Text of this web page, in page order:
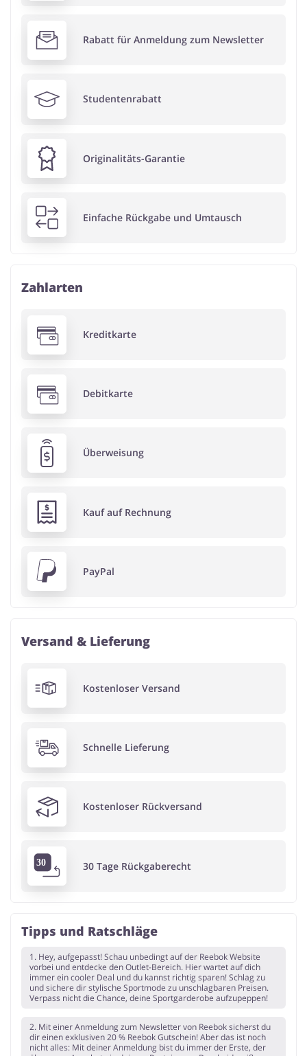
Rabatt für Anmeldung zum Newsletter
Studentenrabatt
Originalitäts-Garantie
Einfache Rückgabe und Umtausch
Zahlarten
Kreditkarte
Debitkarte
Überweisung
Kauf auf Rechnung
PayPal
Versand & Lieferung
Kostenloser Versand
Schnelle Lieferung
Kostenloser Rückversand
30 Tage Rückgaberecht
Tipps und Ratschläge
1. Hey, aufgepasst! Schau unbedingt auf der Reebok Website
vorbei und entdecke den Outlet-Bereich. Hier wartet auf dich
immer ein cooler Deal und du kannst richtig sparen! Schlag zu
und sichere dir stylische Sportmode zu unschlagbaren Preisen.
Verpass nicht die Chance, deine Sportgarderobe aufzupeppen!
2. Mit einer Anmeldung zum Newsletter von Reebok sicherst du
dir einen exklusiven 20 % Reebok Gutschein! Aber das ist noch
nicht alles: Mit deiner Anmeldung bist du immer der Erste, der